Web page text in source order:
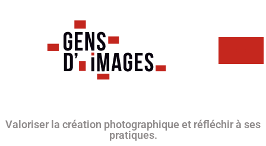
Valoriser la création photographique et réfléchir à ses
pratiques.